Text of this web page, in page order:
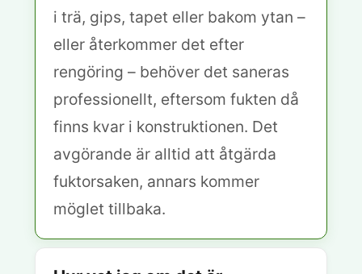
i trä, gips, tapet eller bakom ytan –
eller återkommer det efter
rengöring – behöver det saneras
professionellt, eftersom fukten då
finns kvar i konstruktionen. Det
avgörande är alltid att åtgärda
fuktorsaken, annars kommer
möglet tillbaka.